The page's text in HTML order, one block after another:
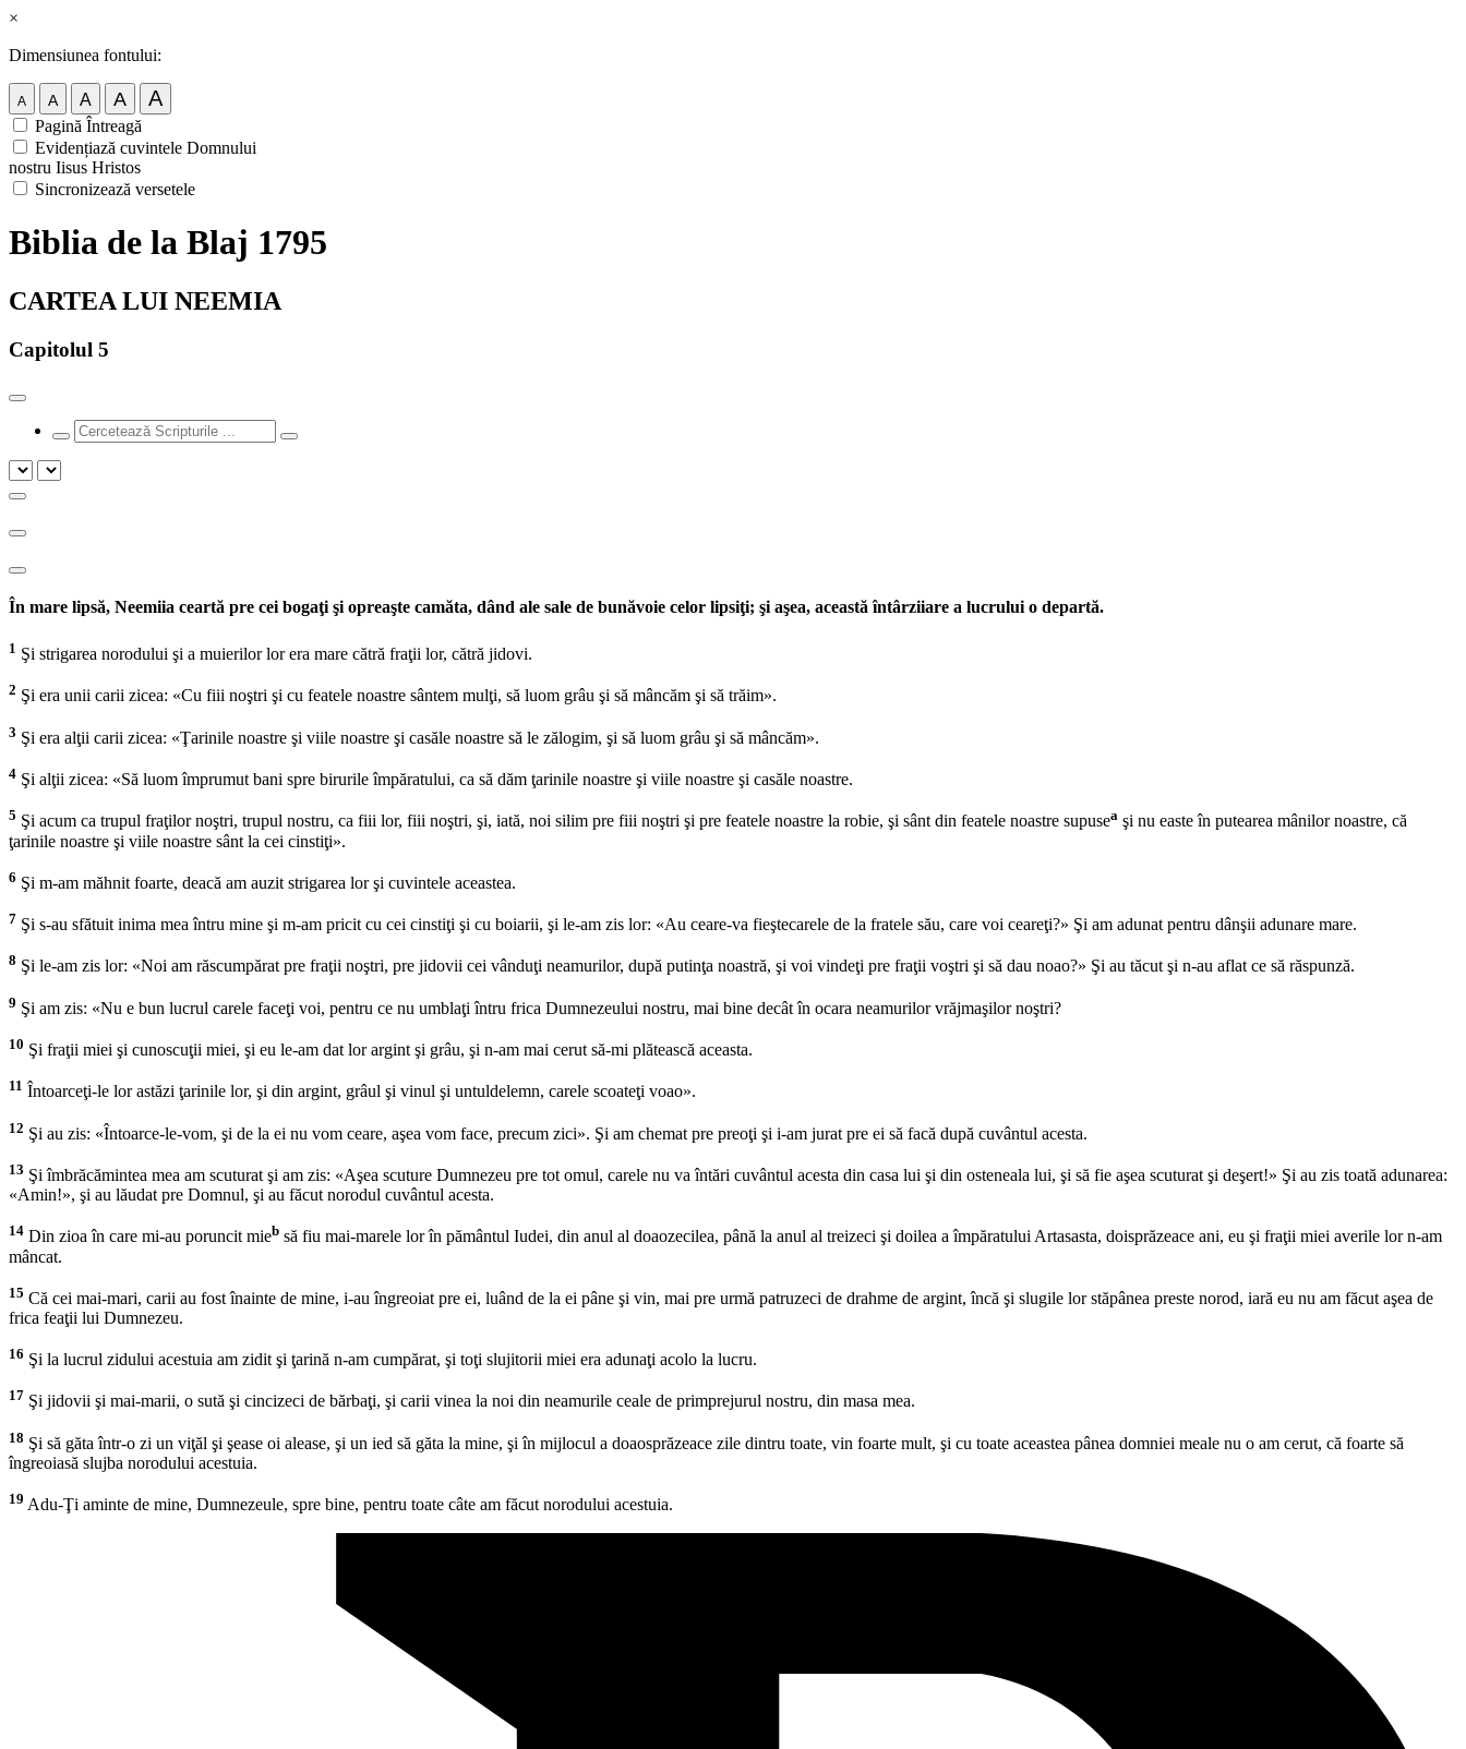
×
Dimensiunea fontului:
A A A A A
Pagină Întreagă
Evidențiază cuvintele Domnului
nostru Iisus Hristos
Sincronizează versetele
Biblia de la Blaj 1795
CARTEA LUI NEEMIA
Capitolul 5
În mare lipsă, Neemiia ceartă pre cei bogaţi şi opreaşte camăta, dând ale sale de bunăvoie celor lipsiţi; şi aşea, această întârziiare a lucrului o departă.
1 Şi strigarea norodului şi a muierilor lor era mare cătră fraţii lor, cătră jidovi.
2 Şi era unii carii zicea: «Cu fiii noştri şi cu featele noastre sântem mulţi, să luom grâu şi să mâncăm şi să trăim».
3 Şi era alţii carii zicea: «Ţarinile noastre şi viile noastre şi casăle noastre să le zălogim, şi să luom grâu şi să mâncăm».
4 Şi alţii zicea: «Să luom împrumut bani spre birurile împăratului, ca să dăm ţarinile noastre şi viile noastre şi casăle noastre.
5 Şi acum ca trupul fraţilor noştri, trupul nostru, ca fiii lor, fiii noştri, şi, iată, noi silim pre fiii noştri şi pre featele noastre la robie, şi sânt din featele noastre supusea şi nu easte în putearea mânilor noastre, că
ţarinile noastre şi viile noastre sânt la cei cinstiţi».
6 Şi m-am măhnit foarte, deacă am auzit strigarea lor şi cuvintele aceastea.
7 Şi s-au sfătuit inima mea întru mine şi m-am pricit cu cei cinstiţi şi cu boiarii, şi le-am zis lor: «Au ceare-va fieştecarele de la fratele său, care voi ceareţi?» Şi am adunat pentru dânşii adunare mare.
8 Şi le-am zis lor: «Noi am răscumpărat pre fraţii noştri, pre jidovii cei vânduţi neamurilor, după putinţa noastră, şi voi vindeţi pre fraţii voştri şi să dau noao?» Şi au tăcut şi n-au aflat ce să răspunză.
9 Şi am zis: «Nu e bun lucrul carele faceţi voi, pentru ce nu umblaţi întru frica Dumnezeului nostru, mai bine decât în ocara neamurilor vrăjmaşilor noştri?
10 Şi fraţii miei şi cunoscuţii miei, şi eu le-am dat lor argint şi grâu, şi n-am mai cerut să-mi plătească aceasta.
11 Întoarceţi-le lor astăzi ţarinile lor, şi din argint, grâul şi vinul şi untuldelemn, carele scoateţi voao».
12 Şi au zis: «Întoarce-le-vom, şi de la ei nu vom ceare, aşea vom face, precum zici». Şi am chemat pre preoţi şi i-am jurat pre ei să facă după cuvântul acesta.
13 Şi îmbrăcămintea mea am scuturat şi am zis: «Aşea scuture Dumnezeu pre tot omul, carele nu va întări cuvântul acesta din casa lui şi din osteneala lui, şi să fie aşea scuturat şi deşert!» Şi au zis toată adunarea:
«Amin!», şi au lăudat pre Domnul, şi au făcut norodul cuvântul acesta.
14 Din zioa în care mi-au poruncit mieb să fiu mai-marele lor în pământul Iudei, din anul al doaozecilea, până la anul al treizeci şi doilea a împăratului Artasasta, doisprăzeace ani, eu şi fraţii miei averile lor n-am
mâncat.
15 Că cei mai-mari, carii au fost înainte de mine, i-au îngreoiat pre ei, luând de la ei pâne şi vin, mai pre urmă patruzeci de drahme de argint, încă şi slugile lor stăpânea preste norod, iară eu nu am făcut aşea de
frica feaţii lui Dumnezeu.
16 Şi la lucrul zidului acestuia am zidit şi ţarină n-am cumpărat, şi toţi slujitorii miei era adunaţi acolo la lucru.
17 Şi jidovii şi mai-marii, o sută şi cincizeci de bărbaţi, şi carii vinea la noi din neamurile ceale de primprejurul nostru, din masa mea.
18 Şi să găta într-o zi un viţăl şi şease oi alease, şi un ied să găta la mine, şi în mijlocul a doaosprăzeace zile dintru toate, vin foarte mult, şi cu toate aceastea pânea domniei meale nu o am cerut, că foarte să
îngreoiasă slujba norodului acestuia.
19 Adu-Ţi aminte de mine, Dumnezeule, spre bine, pentru toate câte am făcut norodului acestuia.